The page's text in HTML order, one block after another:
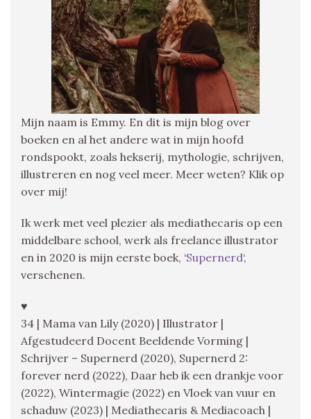
Mijn naam is Emmy. En dit is mijn blog over
boeken en al het andere wat in mijn hoofd
rondspookt, zoals hekserij, mythologie, schrijven,
illustreren en nog veel meer. Meer weten? Klik op
over mij!
Ik werk met veel plezier als mediathecaris op een
middelbare school, werk als freelance illustrator
en in 2020 is mijn eerste boek, ‘Supernerd‘,
verschenen.
♥
34 | Mama van Lily (2020) | Illustrator |
Afgestudeerd Docent Beeldende Vorming |
Schrijver – Supernerd (2020), Supernerd 2:
forever nerd (2022), Daar heb ik een drankje voor
(2022), Wintermagie (2022) en Vloek van vuur en
schaduw (2023) | Mediathecaris & Mediacoach |